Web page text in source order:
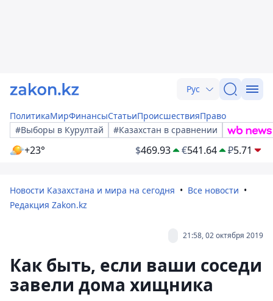
Рус
ПолитикаМирФинансыСтатьиПроисшествияПраво
#Выборы в Курултай
#Казахстан в сравнении
+23° $469.93 €541.64 ₽5.71
Новости Казахстана и мира на сегодня
Все новости
Редакция Zakon.kz
21:58, 02 октября 2019
Как быть, если ваши соседи
завели дома хищника